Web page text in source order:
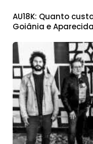
AU18K: Quanto
Goiânia e